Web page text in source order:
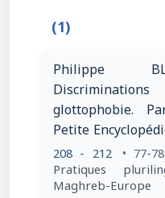
(1)
Philippe
glottophobie.
Petite
208 - 212 • 77-
Pratiques
Maghreb-Europe